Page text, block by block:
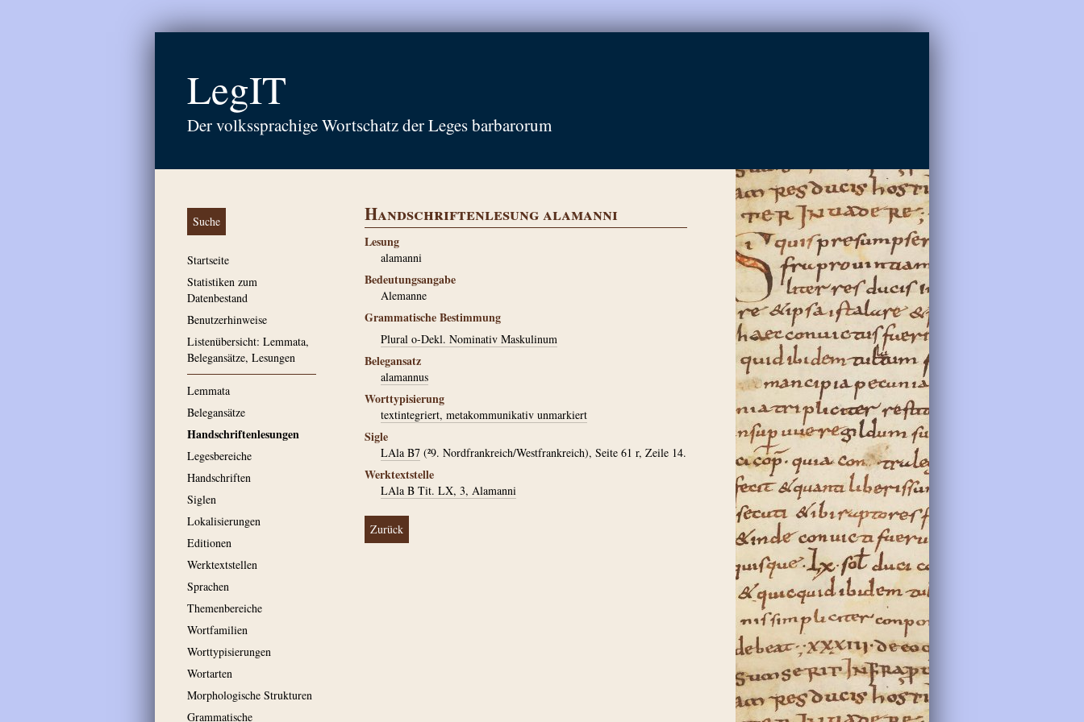
LegIT
Der volkssprachige Wortschatz der Leges barbarorum
Suche
Startseite
Statistiken zum
Datenbestand
Benutzerhinweise
Listenübersicht: Lemmata,
Belegansätze, Lesungen
Lemmata
Belegansätze
Handschriftenlesungen
Legesbereiche
Handschriften
Siglen
Lokalisierungen
Editionen
Werktextstellen
Sprachen
Themenbereiche
Wortfamilien
Worttypisierungen
Wortarten
Morphologische Strukturen
Grammatische
Handschriftenlesung alamanni
Lesung
alamanni
Bedeutungsangabe
Alemanne
Grammatische Bestimmung
Plural o-Dekl. Nominativ Maskulinum
Belegansatz
alamannus
Worttypisierung
textintegriert, metakommunikativ unmarkiert
Sigle
LAla B7 (²9. Nordfrankreich/Westfrankreich), Seite 61 r, Zeile 14.
Werktextstelle
LAla B Tit. LX, 3, Alamanni
Zurück